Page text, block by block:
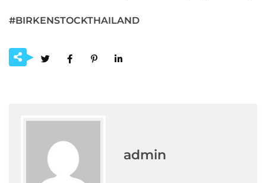
#BIRKENSTOCKTHAILAND
admin